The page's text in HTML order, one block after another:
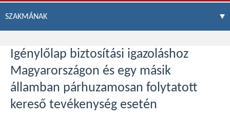
SZAKMÁNAK
Igénylőlap biztosítási igazoláshoz
Magyarországon és egy másik
államban párhuzamosan folytatott
kereső tevékenység esetén